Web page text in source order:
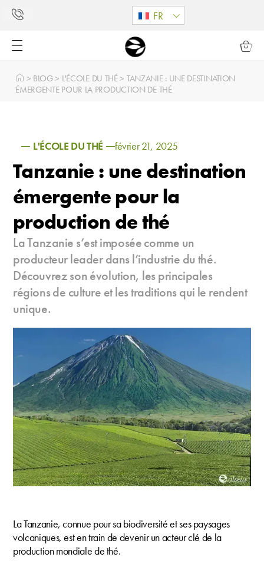
FR
> BLOG> L'ÉCOLE DU THÉ> TANZANIE : UNE DESTINATION
ÉMERGENTE POUR LA PRODUCTION DE THÉ
L'ÉCOLE DU THÉ février 21, 2025
Tanzanie : une destination
émergente pour la
production de thé
La Tanzanie s’est imposée comme un
producteur leader dans l’industrie du thé.
Découvrez son évolution, les principales
régions de culture et les traditions qui le rendent
unique.
La Tanzanie, connue pour sa biodiversité et ses paysages
volcaniques, est en train de devenir un acteur clé de la
production mondiale de thé.